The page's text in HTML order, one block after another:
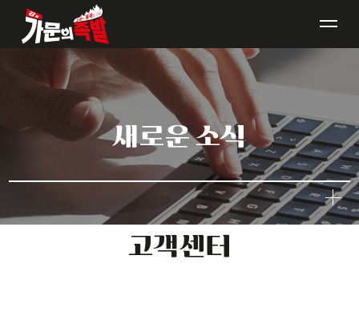
브랜드소개
메뉴소개
매장안내
창업안내
새로운 소식
고객센터